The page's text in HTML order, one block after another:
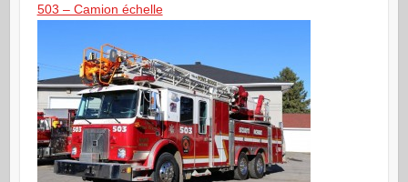
503 – Camion échelle